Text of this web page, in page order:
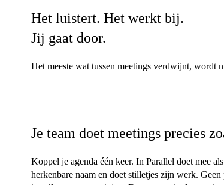
Het luistert. Het werkt bij.
Jij gaat door.
Het meeste wat tussen meetings verdwijnt, wordt
Je team doet meetings precies
Koppel je agenda één keer. In Parallel doet mee
herkenbare naam en doet stilletjes zijn werk.